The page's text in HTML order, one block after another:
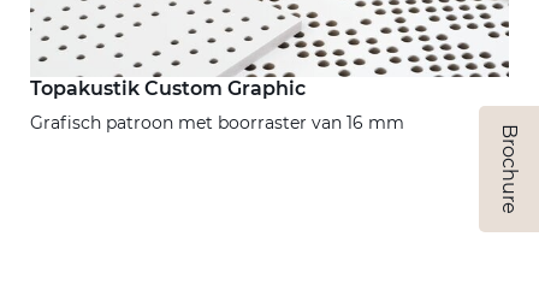
Topakustik Custom Graphic
Grafisch patroon met boorraster van 16 mm
Brochure